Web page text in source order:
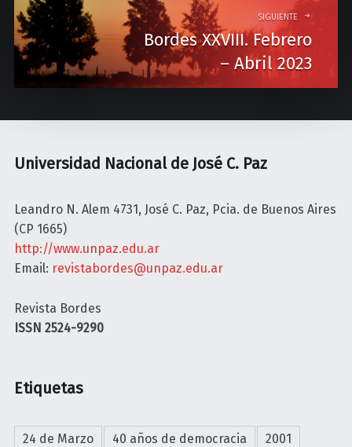
i
g
o
SIGUIENTE
Bordes XXVIII. Febrero
– Abril 2023
Universidad Nacional de José C. Paz
Leandro N. Alem 4731, José C. Paz, Pcia. de Buenos Aires
(CP 1665)
http://www.unpaz.edu.ar
Email: revistabordes@unpaz.edu.ar
Revista Bordes
ISSN 2524-9290
Etiquetas
24 de Marzo 40 años de democracia
2001